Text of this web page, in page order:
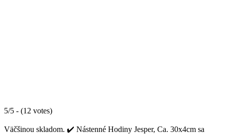
5/5 - (12 votes)
Väčšinou skladom. ✔️ Nástenné Hodiny Jesper, Ca. 30x4cm sa